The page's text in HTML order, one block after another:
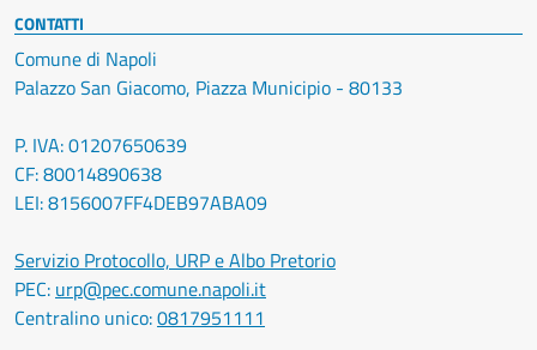
CONTATTI
Comune di Napoli
Palazzo San Giacomo, Piazza Municipio - 80133
P. IVA: 01207650639
CF: 80014890638
LEI: 8156007FF4DEB97ABA09
Servizio Protocollo, URP e Albo Pretorio
PEC: urp@pec.comune.napoli.it
Centralino unico:0817951111